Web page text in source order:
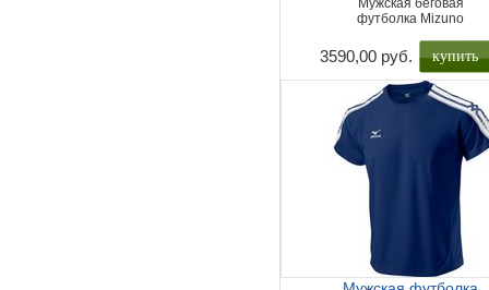
Мужская беговая
футболка Mizuno
3590,00 руб. купить